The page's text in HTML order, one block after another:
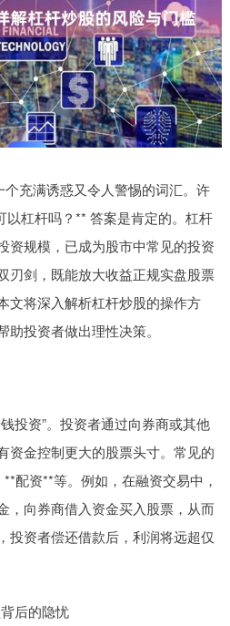
个充满诱惑又令人警惕的词汇。许
以杠杆吗？** 答案是肯定的。杠杆
资规模，已成为股市中常见的投资
刃剑，既能放大收益正规实盘股票
文将深入解析杠杆炒股的操作方
投资者做出理性决策。
投资”。投资者通过向券商或其他
资金控制更大的股票头寸。常见的
配资**等。例如，在融资交易中，
，向券商借入资金买入股票，从而
投资者偿还借款后，利润将远超仅
后的隐忧